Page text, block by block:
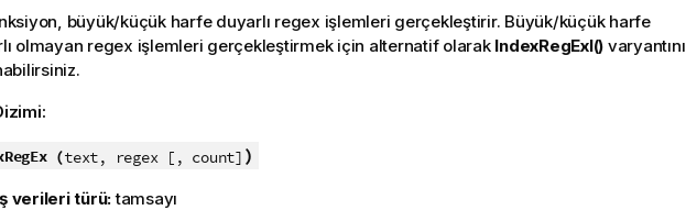
büyük/küçük harfe duyarlı regex işlemleri gerçekleştirir. Büyük/küçük harfe
olmayan regex işlemleri gerçekleştirmek için alternatif olarak IndexRegExI() varyantını
(text, regex [, count] )
verileri türü:tamsayı